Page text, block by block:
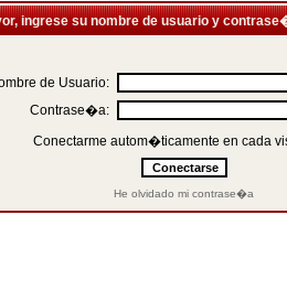
ingrese su nombre de usuario y
de Usuario:
Contrase�a:
Conectarme autom�ticamente en cada
He olvidado mi contrase�a